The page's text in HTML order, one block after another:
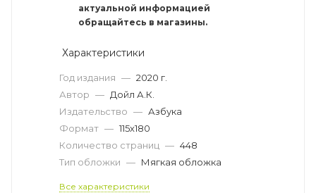
актуальной информацией
обращайтесь в магазины.
Характеристики
Год издания — 2020 г.
Автор — Дойл А.К.
Издательство — Азбука
Формат — 115х180
Количество страниц — 448
Тип обложки — Мягкая обложка
Все характеристики